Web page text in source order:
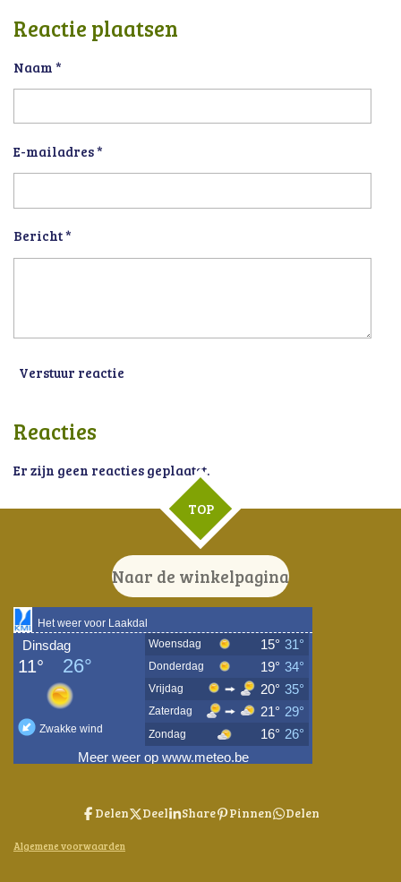
Reactie plaatsen
Naam *
E-mailadres *
Bericht *
Verstuur reactie
Reacties
Er zijn geen reacties geplaatst.
TOP
Naar de winkelpagina
Delen Deel Share Pinnen Delen
Algemene voorwaarden